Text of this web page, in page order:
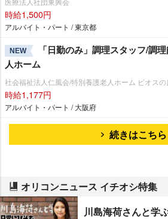
時給1,500円
アルバイト・パート / 東京都
NEW
「日勤のみ」調理スタッフ/調
人ホーム
社会福祉法人仁風会/特別養護老人ホーム ビオスの
時給1,177円
アルバイト・パート / 大阪府
続きはこちら
オリコンニュース イチオシ特集
川島海荷さんと学